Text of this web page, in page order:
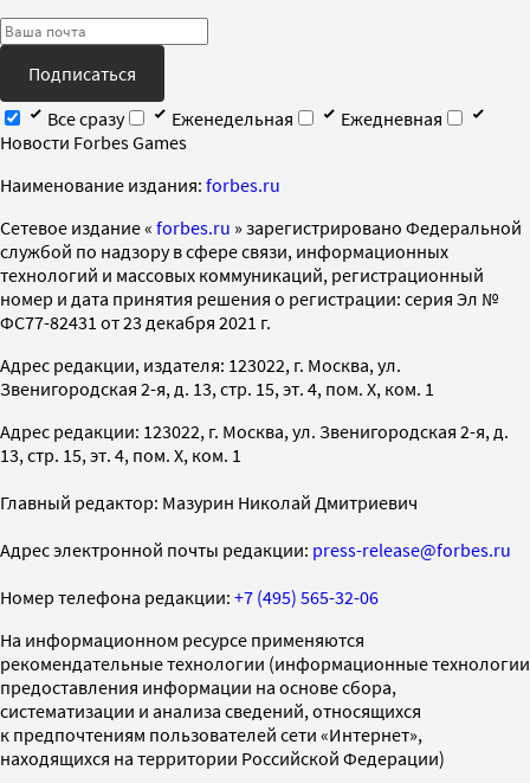
Подписаться
Все сразу
Еженедельная
Ежедневная
Новости Forbes Games
Наименование издания: forbes.ru
Cетевое издание « forbes.ru » зарегистрировано Федеральной
службой по надзору в сфере связи, информационных
технологий и массовых коммуникаций, регистрационный
номер и дата принятия решения о регистрации: серия Эл №
ФС77-82431 от 23 декабря 2021 г.
Адрес редакции, издателя: 123022, г. Москва, ул.
Звенигородская 2-я, д. 13, стр. 15, эт. 4, пом. X, ком. 1
Адрес редакции: 123022, г. Москва, ул. Звенигородская 2-я, д.
13, стр. 15, эт. 4, пом. X, ком. 1
Главный редактор: Мазурин Николай Дмитриевич
Адрес электронной почты редакции: press-release@forbes.ru
Номер телефона редакции: +7 (495) 565-32-06
На информационном ресурсе применяются
рекомендательные технологии (информационные технологии
предоставления информации на основе сбора,
систематизации и анализа сведений, относящихся
к предпочтениям пользователей сети «Интернет»,
находящихся на территории Российской Федерации)